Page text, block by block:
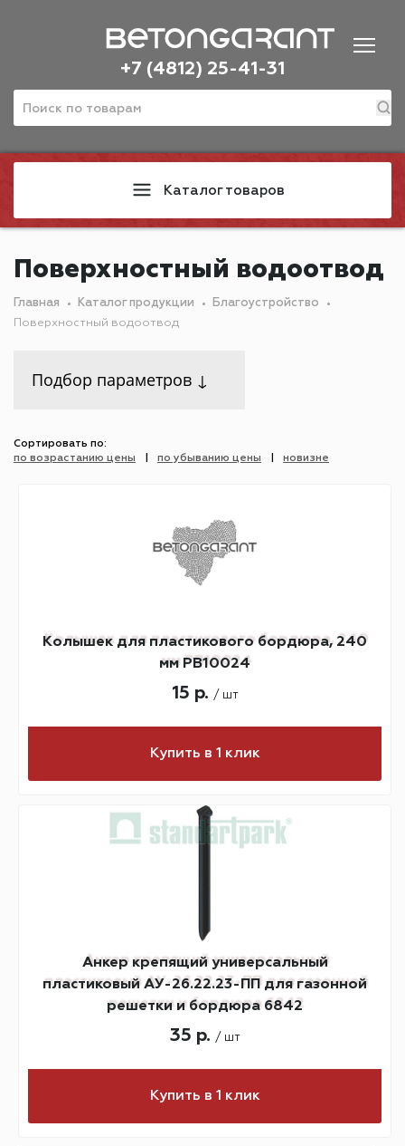
+7 (4812) 25-41-31
Каталог товаров
Поверхностный водоотвод
Главная Каталог продукции
Благоустройство
Поверхностный водоотвод
Подбор параметров
Сортировать по:
по возрастанию цены
по убыванию цены новизне
Колышек для пластикового бордюра, 240
мм PB10024
15 р. / шт
Купить в 1 клик
Анкер крепящий универсальный
пластиковый АУ-26.22.23-ПП для газонной
решетки и бордюра 6842
35 р. / шт
Купить в 1 клик